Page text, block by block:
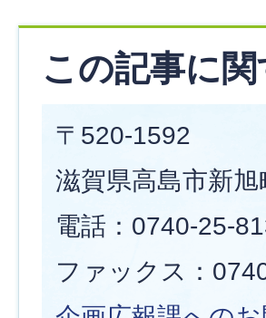
この記事に
〒520-1592
滋賀県高島市新
電話：0740-25-
ファックス：